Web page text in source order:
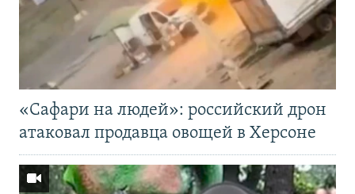
«Cафари на людей»: российский дрон
атаковал продавца овощей в Херсоне